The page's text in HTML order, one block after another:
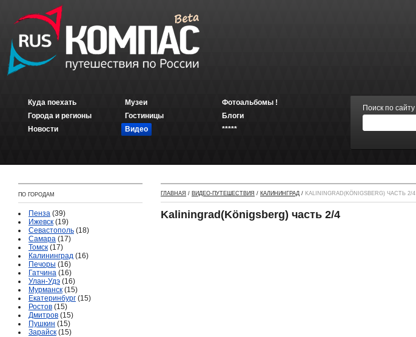
Куда поехать
Города и регионы
Новости
Музеи
Гостиницы
Видео
Фотоальбомы !
Блоги
*****
Поиск по сайту
ПО ГОРОДАМ
Пенза (39)
Ижевск (19)
Севастополь (18)
Самара (17)
Томск (17)
Калининград (16)
Печоры (16)
Гатчина (16)
Улан-Удэ (16)
Мурманск (15)
Екатеринбург (15)
Ростов (15)
Дмитров (15)
Пушкин (15)
Зарайск (15)
ГЛАВНАЯ / ВИДЕО-ПУТЕШЕСТВИЯ / КАЛИНИНГРАД / KALININGRAD(KÖNIGSBERG) ЧАСТЬ 2/4
Kaliningrad(Königsberg) часть 2/4